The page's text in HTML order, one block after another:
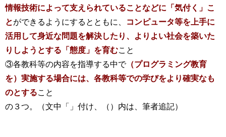
情報技術によって支えられていることなどに「気付く」こ
とができるようにするとともに、
コンピュータ等を上手に
活用して身近な問題を解決したり、よりよい社会を築いた
りしようとする「態度」を育む こと
③各教科等の内容を指導する中で（プログラミング教育
を）実施する場合には、各教科等での学びをより確実なも
のとする こと
の３つ。（文中「」付け、（）内は、筆者追記）